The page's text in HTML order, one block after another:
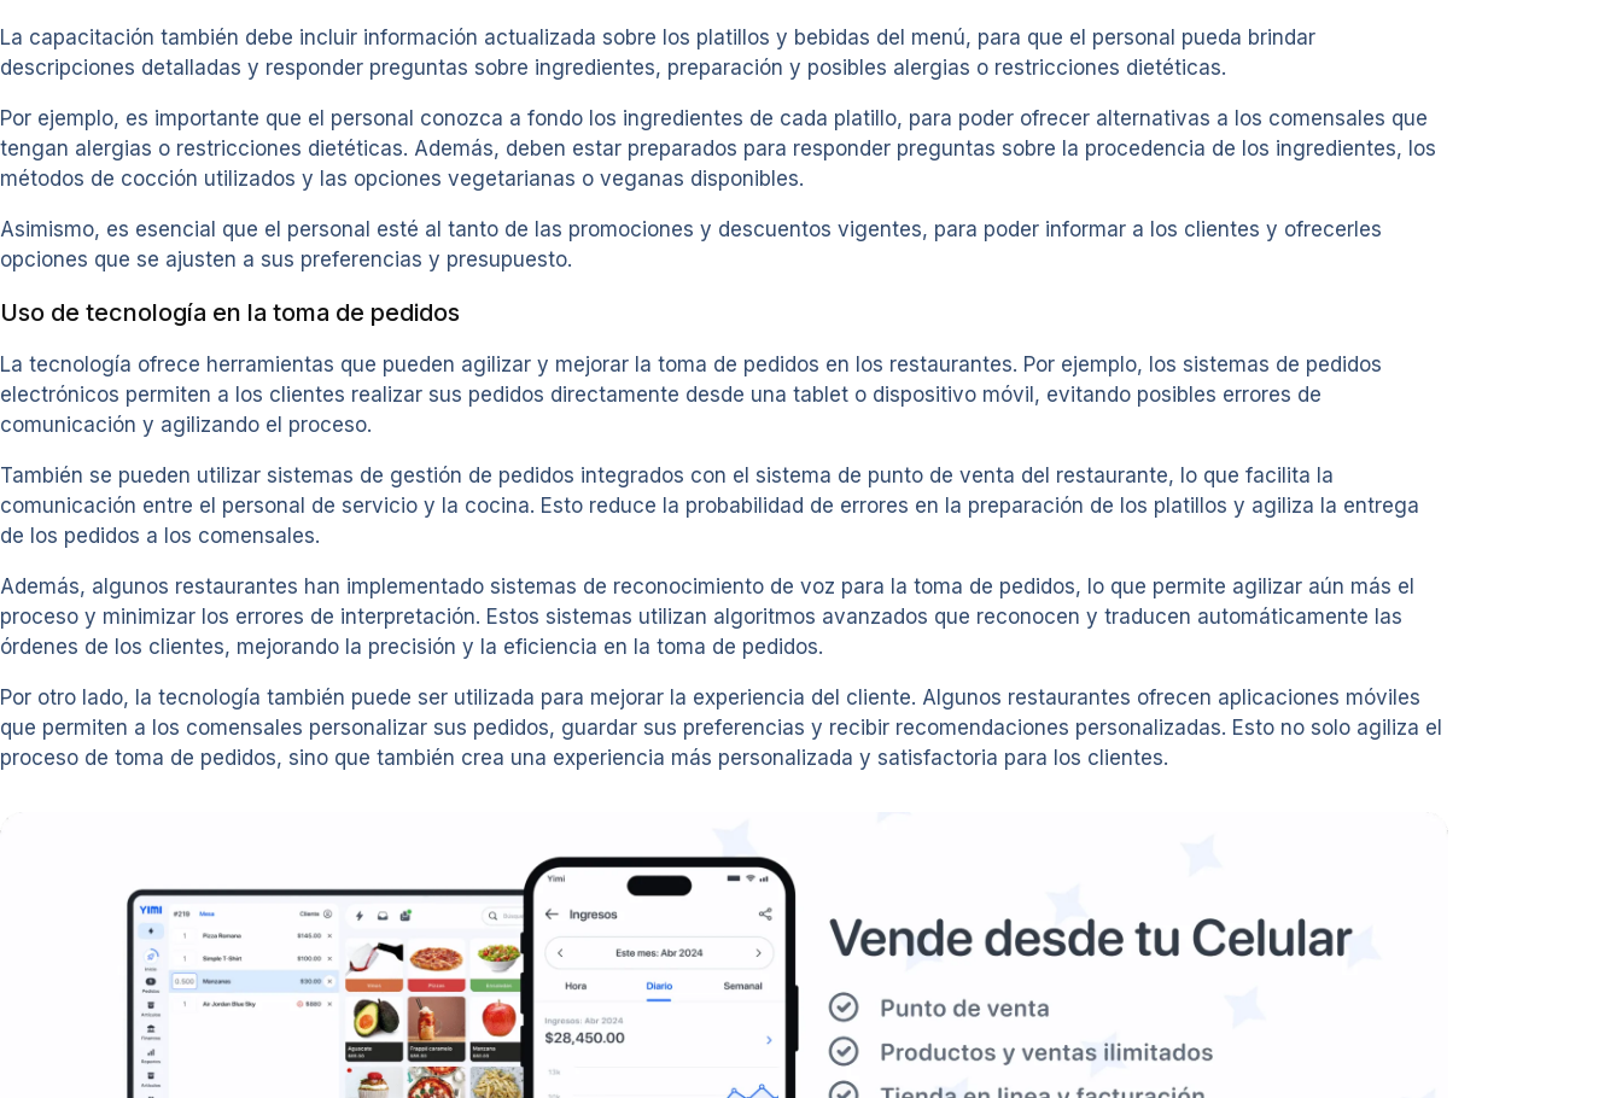
La capacitación también debe incluir información actualizada sobre los platillos y bebidas del menú, para que el personal pueda brindar
descripciones detalladas y responder preguntas sobre ingredientes, preparación y posibles alergias o restricciones dietéticas.
Por ejemplo, es importante que el personal conozca a fondo los ingredientes de cada platillo, para poder ofrecer alternativas a los comensales que
tengan alergias o restricciones dietéticas. Además, deben estar preparados para responder preguntas sobre la procedencia de los ingredientes, los
métodos de cocción utilizados y las opciones vegetarianas o veganas disponibles.
Asimismo, es esencial que el personal esté al tanto de las promociones y descuentos vigentes, para poder informar a los clientes y ofrecerles
opciones que se ajusten a sus preferencias y presupuesto.
Uso de tecnología en la toma de pedidos
La tecnología ofrece herramientas que pueden agilizar y mejorar la toma de pedidos en los restaurantes. Por ejemplo, los sistemas de pedidos
electrónicos permiten a los clientes realizar sus pedidos directamente desde una tablet o dispositivo móvil, evitando posibles errores de
comunicación y agilizando el proceso.
También se pueden utilizar sistemas de gestión de pedidos integrados con el sistema de punto de venta del restaurante, lo que facilita la
comunicación entre el personal de servicio y la cocina. Esto reduce la probabilidad de errores en la preparación de los platillos y agiliza la entrega
de los pedidos a los comensales.
Además, algunos restaurantes han implementado sistemas de reconocimiento de voz para la toma de pedidos, lo que permite agilizar aún más el
proceso y minimizar los errores de interpretación. Estos sistemas utilizan algoritmos avanzados que reconocen y traducen automáticamente las
órdenes de los clientes, mejorando la precisión y la eficiencia en la toma de pedidos.
Por otro lado, la tecnología también puede ser utilizada para mejorar la experiencia del cliente. Algunos restaurantes ofrecen aplicaciones móviles
que permiten a los comensales personalizar sus pedidos, guardar sus preferencias y recibir recomendaciones personalizadas. Esto no solo agiliza el
proceso de toma de pedidos, sino que también crea una experiencia más personalizada y satisfactoria para los clientes.